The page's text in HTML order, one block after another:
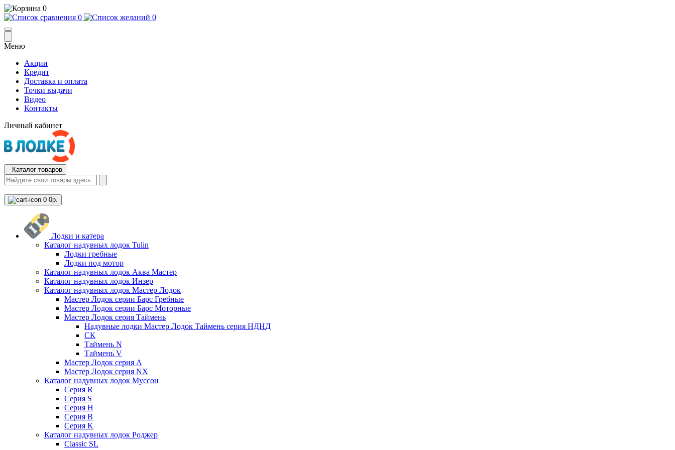
0
0
0
Меню
Акции
Кредит
Доставка и оплата
Точки выдачи
Видео
Контакты
Личный кабинет
Каталог товаров
0 0р.
Лодки и катера
Каталог надувных лодок Tulin
Лодки гребные
Лодки под мотор
Каталог надувных лодок Аква Мастер
Каталог надувных лодок Инзер
Каталог надувных лодок Мастер Лодок
Мастер Лодок серии Барс Гребные
Мастер Лодок серии Барс Моторные
Мастер Лодок серия Таймень
Надувные лодки Мастер Лодок Таймень серия НДНД
СК
Таймень N
Таймень V
Мастер Лодок серия А
Мастер Лодок серия NX
Каталог надувных лодок Муссон
Серия R
Серия S
Серия H
Серия B
Серия K
Каталог надувных лодок Роджер
Classic SL